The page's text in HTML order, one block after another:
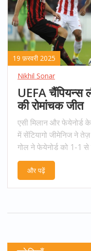
19 फ़रवरी 2025
Nikhil Sonar
UEFA चैंपियन्स
की रोमांचक जीत
एसी मिलान और फेयेनोर्ड
में सेंटियागो जीमेनिज ने
गोल ने फेयेनोर्ड को 1-1 से
स्कोर में 2-1 की बढ़त के
क्वालिफाई किया जबकि
और पढ़ें